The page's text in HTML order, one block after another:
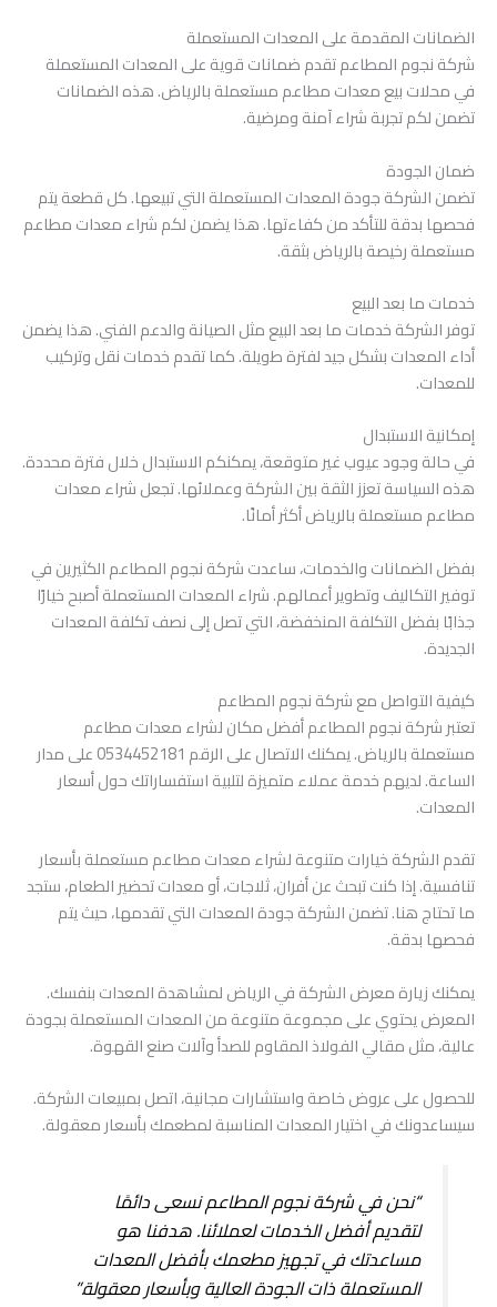
الضمانات المقدمة على المعدات المستعملة
شركة نجوم المطاعم تقدم ضمانات قوية على المعدات المستعملة
في محلات بيع معدات مطاعم مستعملة بالرياض. هذه الضمانات
تضمن لكم تجربة شراء آمنة ومرضية.
ضمان الجودة
تضمن الشركة جودة المعدات المستعملة التي تبيعها. كل قطعة يتم
فحصها بدقة للتأكد من كفاءتها. هذا يضمن لكم شراء معدات مطاعم
مستعملة رخيصة بالرياض بثقة.
خدمات ما بعد البيع
توفر الشركة خدمات ما بعد البيع مثل الصيانة والدعم الفني. هذا يضمن
أداء المعدات بشكل جيد لفترة طويلة. كما تقدم خدمات نقل وتركيب
للمعدات.
إمكانية الاستبدال
في حالة وجود عيوب غير متوقعة، يمكنكم الاستبدال خلال فترة محددة.
هذه السياسة تعزز الثقة بين الشركة وعملائها. تجعل شراء معدات
مطاعم مستعملة بالرياض أكثر أمانًا.
بفضل الضمانات والخدمات، ساعدت شركة نجوم المطاعم الكثيرين في
توفير التكاليف وتطوير أعمالهم. شراء المعدات المستعملة أصبح خيارًا
جذابًا بفضل التكلفة المنخفضة، التي تصل إلى نصف تكلفة المعدات
الجديدة.
كيفية التواصل مع شركة نجوم المطاعم
تعتبر شركة نجوم المطاعم أفضل مكان لشراء معدات مطاعم
مستعملة بالرياض. يمكنك الاتصال على الرقم 0534452181 على مدار
الساعة. لديهم خدمة عملاء متميزة لتلبية استفساراتك حول أسعار
المعدات.
تقدم الشركة خيارات متنوعة لشراء معدات مطاعم مستعملة بأسعار
تنافسية. إذا كنت تبحث عن أفران، ثلاجات، أو معدات تحضير الطعام، ستجد
ما تحتاج هنا. تضمن الشركة جودة المعدات التي تقدمها، حيث يتم
فحصها بدقة.
يمكنك زيارة معرض الشركة في الرياض لمشاهدة المعدات بنفسك.
المعرض يحتوي على مجموعة متنوعة من المعدات المستعملة بجودة
عالية، مثل مقالي الفولاذ المقاوم للصدأ وآلات صنع القهوة.
للحصول على عروض خاصة واستشارات مجانية، اتصل بمبيعات الشركة.
سيساعدونك في اختيار المعدات المناسبة لمطعمك بأسعار معقولة.
“نحن في شركة نجوم المطاعم نسعى دائمًا
لتقديم أفضل الخدمات لعملائنا. هدفنا هو
مساعدتك في تجهيز مطعمك بأفضل المعدات
المستعملة ذات الجودة العالية وبأسعار معقولة.”